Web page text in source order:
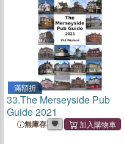
滿額折
33.The Merseyside Pub
Guide 2021
無庫存